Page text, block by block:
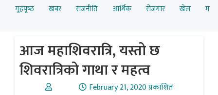
गृहपृष्‍ठ खबर राजनीति आर्थिक रोजगार खेल
आज महाशिवरात्रि, यस्तो छ
शिवरात्रिको गाथा र महत्व
February 21, 2020 प्रकाशित